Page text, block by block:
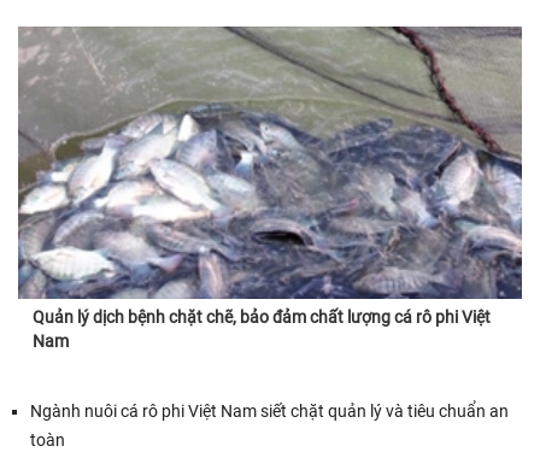
Quản lý dịch bệnh chặt chẽ, bảo đảm chất lượng cá rô phi Việt
Nam
Ngành nuôi cá rô phi Việt Nam siết chặt quản lý và tiêu chuẩn an
toàn